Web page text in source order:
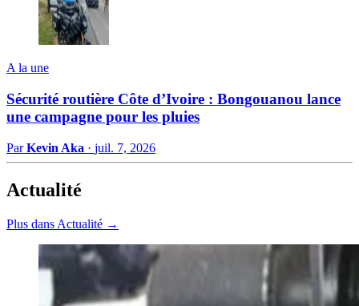
A la une
Sécurité routière Côte d’Ivoire : Bongouanou lance
une campagne pour les pluies
ParKevin Aka · juil. 7, 2026
Actualité
Plus dans Actualité →